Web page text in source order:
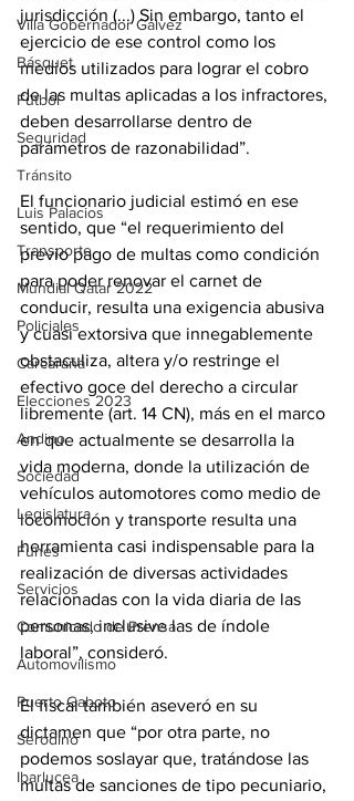
Villa Gobernador Gálvez
Básquet
Fútbol
Seguridad
Tránsito
Luis Palacios
Transporte
Mundial Qatar 2022
Policiales
Carcarañá
Elecciones 2023
Andino
Sociedad
Legislatura
Funes
Servicios
Comunicado de Prensa
Automovilismo
Puerto Gaboto
Serodino
Ibarlucea
jurisdicción (...) Sin embargo, tanto el
ejercicio de ese control como los
medios utilizados para lograr el cobro
de las multas aplicadas a los infractores,
deben desarrollarse dentro de
parámetros de razonabilidad”.
El funcionario judicial estimó en ese
sentido, que “el requerimiento del
previo pago de multas como condición
para poder renovar el carnet de
conducir, resulta una exigencia abusiva
y cuasi extorsiva que innegablemente
obstaculiza, altera y/o restringe el
efectivo goce del derecho a circular
libremente (art. 14 CN), más en el marco
en que actualmente se desarrolla la
vida moderna, donde la utilización de
vehículos automotores como medio de
locomoción y transporte resulta una
herramienta casi indispensable para la
realización de diversas actividades
relacionadas con la vida diaria de las
personas, inclusive las de índole
laboral”, consideró.
El fiscal también aseveró en su
dictamen que “por otra parte, no
podemos soslayar que, tratándose las
multas de sanciones de tipo pecuniario,